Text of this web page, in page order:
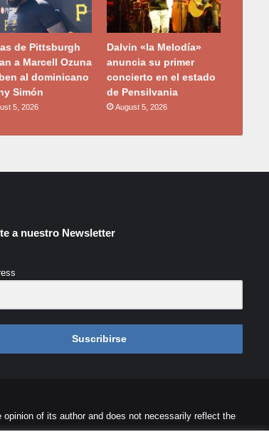
de Pittsburgh
a Marcell Ozuna
al dominicano
Simón
5, 2026
Dalvin «la Melodía»
anuncia su primer
concierto en el estado
de Pensilvania
August 5, 2026
a nuestro Newsletter
Suscribirse
of its author and does not necessarily reflect the